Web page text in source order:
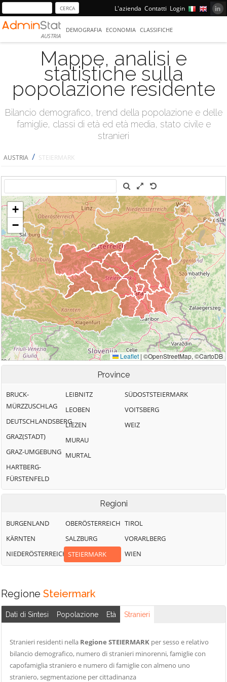
L'azienda Contatti Login
AUSTRIA
DEMOGRAFIA ECONOMIA CLASSIFICHE
Mappe, analisi e
statistiche sulla
popolazione residente
Bilancio demografico, trend della popolazione e delle
famiglie, classi di età ed età media, stato civile e
stranieri
AUSTRIA / STEIERMARK
Province
BRUCK-
MÜRZZUSCHLAG
DEUTSCHLANDSBERG
GRAZ(STADT)
GRAZ-UMGEBUNG
HARTBERG-
FÜRSTENFELD
LEIBNITZ
LEOBEN
LIEZEN
MURAU
MURTAL
SÜDOSTSTEIERMARK
VOITSBERG
WEIZ
Regioni
BURGENLAND
KÄRNTEN
NIEDERÖSTERREICH
OBERÖSTERREICH
SALZBURG
STEIERMARK
TIROL
VORARLBERG
WIEN
Regione Steiermark
Dati di Sintesi Popolazione Età Stranieri
Stranieri residenti nella Regione STEIERMARK per sesso e relativo
bilancio demografico, numero di stranieri minorenni, famiglie con
capofamiglia straniero e numero di famiglie con almeno uno
straniero, segmentazione per cittadinanza